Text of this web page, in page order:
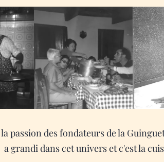
passion des fondateurs de la
a grandi dans cet univers et c'est la